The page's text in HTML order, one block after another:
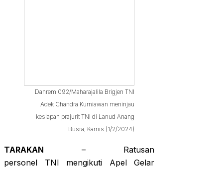
Danrem 092/Maharajalila Brigjen TNI
Adek Chandra Kurniawan meninjau
kesiapan prajurit TNI di Lanud Anang
Busra, Kamis (1/2/2024)
TARAKAN – Ratusan
personel TNI mengikuti Apel Gelar